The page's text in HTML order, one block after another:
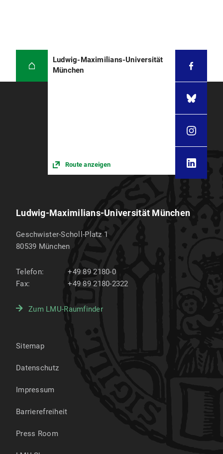
Ludwig-Maximilians-Universität
München
Route anzeigen
Ludwig-Maximilians-Universität München
Geschwister-Scholl-Platz 1
80539 München
Telefon:
+49 89 2180-0
Fax:
+49 89 2180-2322
Zum LMU-Raumfinder
Sitemap
Datenschutz
Impressum
Barrierefreiheit
Press Room